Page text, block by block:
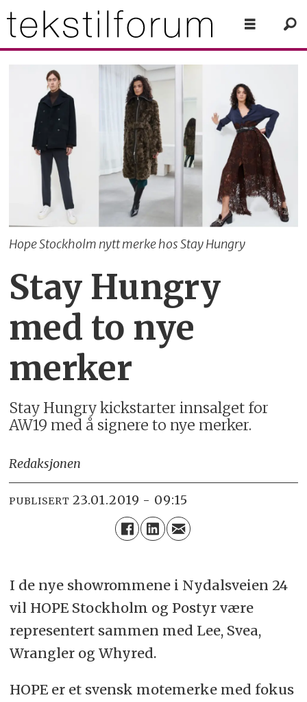
Hope Stockholm nytt merke hos Stay Hungry
Stay Hungry
med to nye
merker
Stay Hungry kickstarter innsalget for
AW19 med å signere to nye merker.
Redaksjonen
PUBLISERT 23.01.2019 - 09:15
I de nye showrommene i Nydalsveien 24
vil HOPE Stockholm og Postyr være
representert sammen med Lee, Svea,
Wrangler og Whyred.
HOPE er et svensk motemerke med fokus